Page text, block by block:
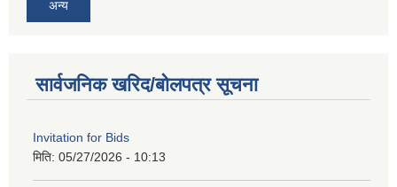
अन्य
सार्वजनिक खरिद/बोलपत्र सूचना
Invitation for Bids
मिति: 05/27/2026 - 10:13